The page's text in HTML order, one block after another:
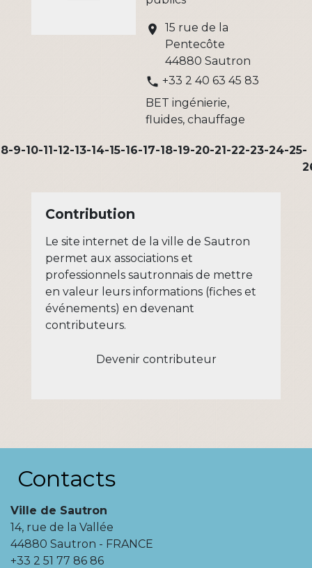
location_on
15 rue de la
Pentecôte
44880 Sautron
phone +33 2 40 63 45 83
BET ingénierie,
fluides, chauffage
-9-10-11-12-13-14-15-16-17-18-19-20-21-22-23-24-25-
Contribution
Le site internet de la ville de Sautron
permet aux associations et
professionnels sautronnais de mettre
en valeur leurs informations (fiches et
événements) en devenant
contributeurs.
Devenir contributeur
Contacts
Ville de Sautron
14, rue de la Vallée
44880 Sautron - FRANCE
+33 2 51 77 86 86